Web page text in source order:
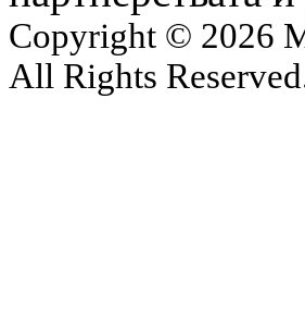
Copyright © 2026
All Rights